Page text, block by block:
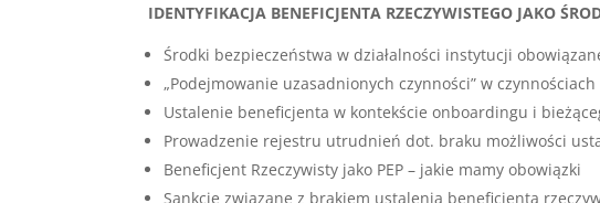
IDENTYFIKACJA BENEFICJENTA RZECZYWISTEGO JAKO
Środki bezpieczeństwa w działalności instytucji
„Podejmowanie uzasadnionych czynności” w
Ustalenie beneficjenta w kontekście onboardingu i
Prowadzenie rejestru utrudnień dot. braku możliwości
Beneficjent Rzeczywisty jako PEP – jakie mamy obowiązki
Sankcje związane z brakiem ustalenia beneficjenta